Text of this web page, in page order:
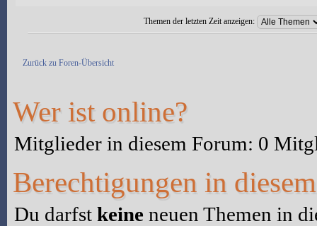
Themen der letzten Zeit anzeigen:
Zurück zu Foren-Übersicht
Wer ist online?
Mitglieder in diesem Forum: 0
Berechtigungen in
Du darfst keine neuen Themen in